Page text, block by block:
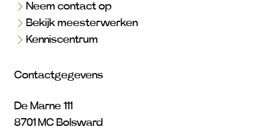
Neem contact op
Bekijk meesterwerken
Kenniscentrum
Contactgegevens
De Marne 111
8701 MC Bolsward